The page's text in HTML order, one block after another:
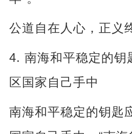
公道自在人心，正义
4. 南海和平稳定的钥
区国家自己手中
南海和平稳定的钥匙